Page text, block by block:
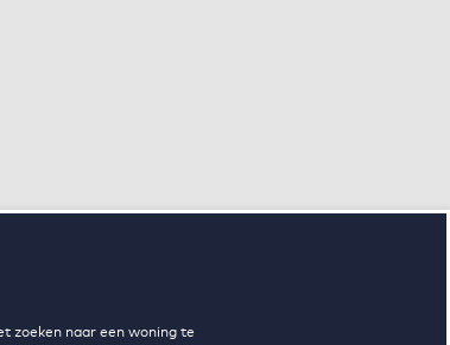
zoeken naar een woning te